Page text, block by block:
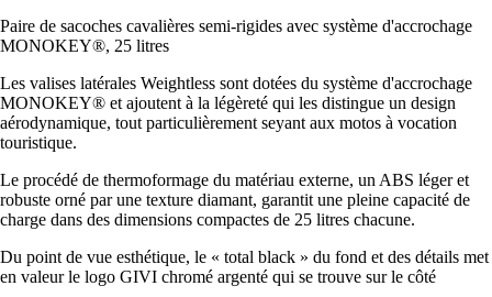
Paire de sacoches cavalières semi-rigides avec système d'accrochage
MONOKEY®, 25 litres
Les valises latérales Weightless sont dotées du système d'accrochage
MONOKEY® et ajoutent à la légèreté qui les distingue un design
aérodynamique, tout particulièrement seyant aux motos à vocation
touristique.
Le procédé de thermoformage du matériau externe, un ABS léger et
robuste orné par une texture diamant, garantit une pleine capacité de
charge dans des dimensions compactes de 25 litres chacune.
Du point de vue esthétique, le « total black » du fond et des détails met
en valeur le logo GIVI chromé argenté qui se trouve sur le côté